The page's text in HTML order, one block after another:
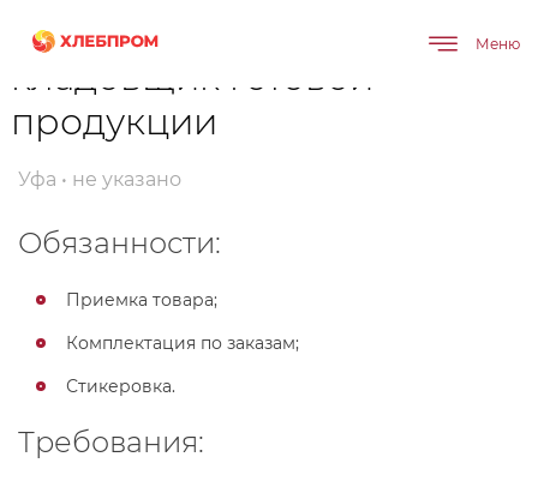
Меню
кладовщик готовой
продукции
Уфа • не указано
Обязанности:
Приемка товара;
Комплектация по заказам;
Стикеровка.
Требования: